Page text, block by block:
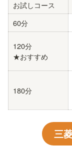
お試しコース
60分
120分
★おすすめ
180分
三